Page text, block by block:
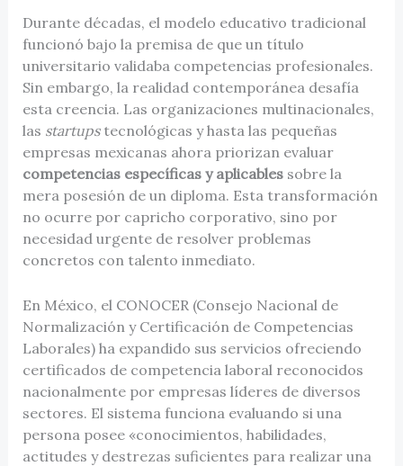
Durante décadas, el modelo educativo tradicional
funcionó bajo la premisa de que un título
universitario validaba competencias profesionales.
Sin embargo, la realidad contemporánea desafía
esta creencia. Las organizaciones multinacionales,
las startups tecnológicas y hasta las pequeñas
empresas mexicanas ahora priorizan evaluar
competencias específicas y aplicablessobre la
mera posesión de un diploma. Esta transformación
no ocurre por capricho corporativo, sino por
necesidad urgente de resolver problemas
concretos con talento inmediato.
En México, el CONOCER (Consejo Nacional de
Normalización y Certificación de Competencias
Laborales) ha expandido sus servicios ofreciendo
certificados de competencia laboral reconocidos
nacionalmente por empresas líderes de diversos
sectores. El sistema funciona evaluando si una
persona posee «conocimientos, habilidades,
actitudes y destrezas suficientes para realizar una